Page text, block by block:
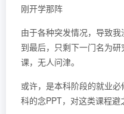
刚开学那阵
由于各种突发情况，导致我
到最后，只剩下一门名为
课，无人问津。
或许，是本科阶段的就业
科的念PPT，对这类课程避